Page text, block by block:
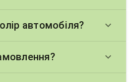
автомобіля? keyboard_arrow_down
keyboard_arrow_down